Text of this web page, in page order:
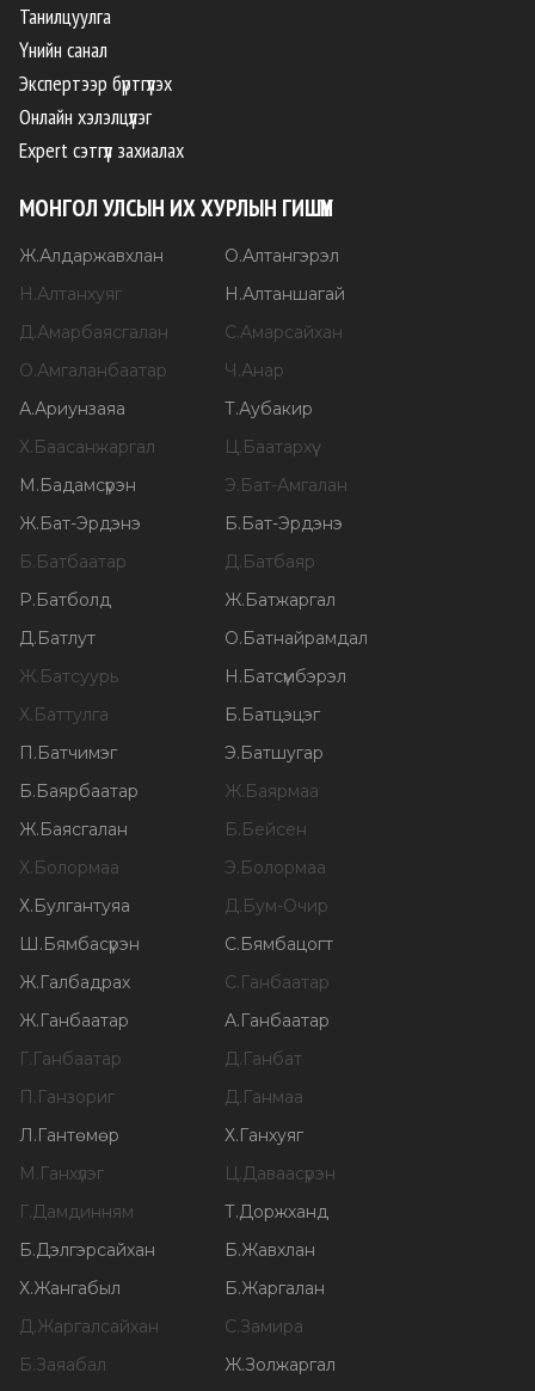
Танилцуулга
Үнийн санал
Экспертээр бүртгүүлэх
Онлайн хэлэлцүүлэг
Expert сэтгүүл захиалах
МОНГОЛ УЛСЫН ИХ ХУРЛЫН ГИШҮҮН
Ж.Алдаржавхлан О.Алтангэрэл
Н.Алтанхуяг Н.Алтаншагай
Д.Амарбаясгалан С.Амарсайхан
О.Амгаланбаатар Ч.Анар
А.Ариунзаяа Т.Аубакир
Х.Баасанжаргал Ц.Баатархүү
М.Бадамсүрэн Э.Бат-Амгалан
Ж.Бат-Эрдэнэ Б.Бат-Эрдэнэ
Б.Батбаатар Д.Батбаяр
Р.Батболд Ж.Батжаргал
Д.Батлут О.Батнайрамдал
Ж.Батсуурь Н.Батсүмбэрэл
Х.Баттулга Б.Батцэцэг
П.Батчимэг Э.Батшугар
Б.Баярбаатар Ж.Баярмаа
Ж.Баясгалан Б.Бейсен
Х.Болормаа Э.Болормаа
Х.Булгантуяа Д.Бум-Очир
Ш.Бямбасүрэн С.Бямбацогт
Ж.Галбадрах С.Ганбаатар
Ж.Ганбаатар А.Ганбаатар
Г.Ганбаатар Д.Ганбат
П.Ганзориг Д.Ганмаа
Л.Гантөмөр Х.Ганхуяг
М.Ганхүлэг Ц.Даваасүрэн
Г.Дамдинням Т.Доржханд
Б.Дэлгэрсайхан Б.Жавхлан
Х.Жангабыл Б.Жаргалан
Д.Жаргалсайхан С.Замира
Б.Заяабал Ж.Золжаргал